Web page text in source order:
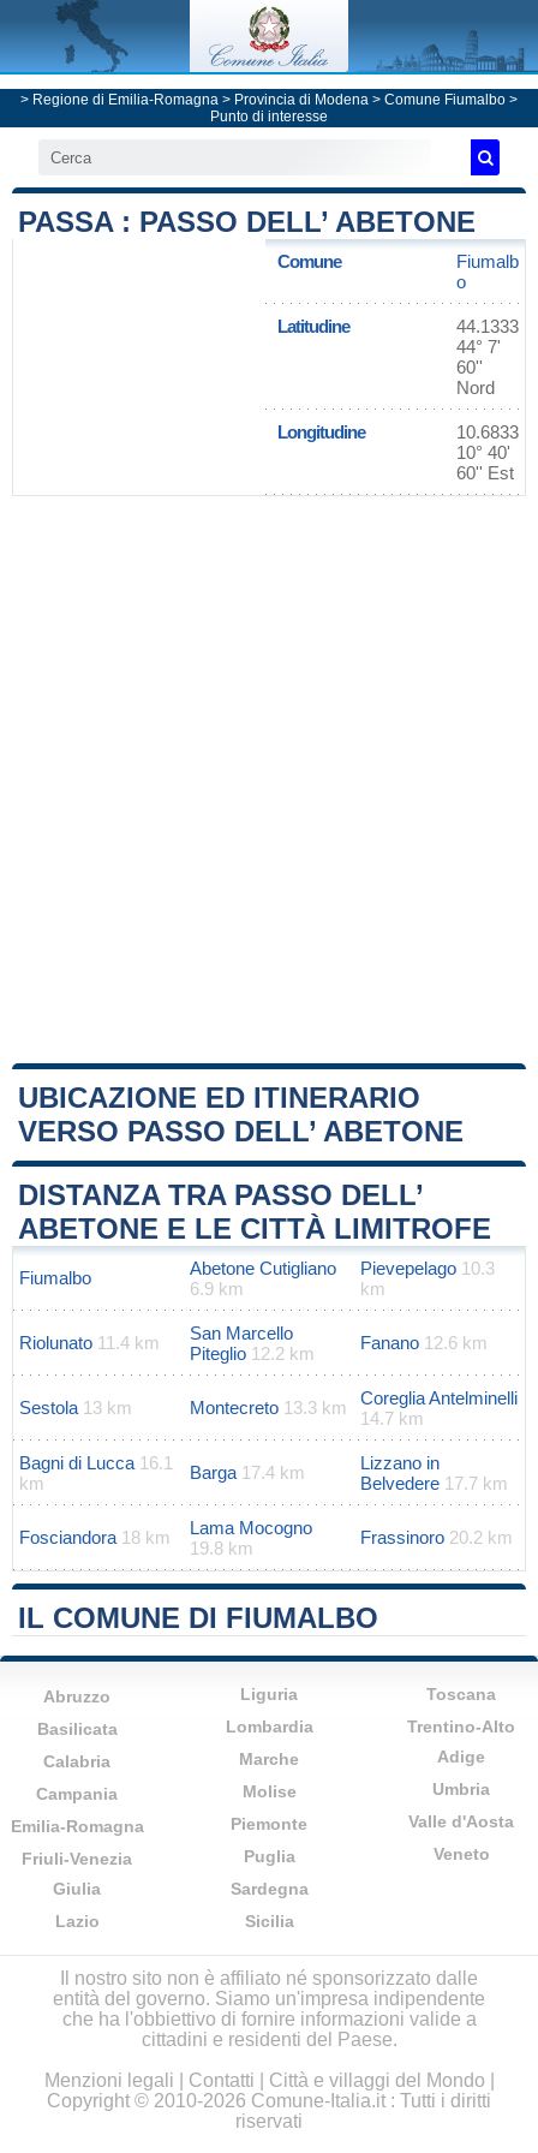
> Regione di Emilia-Romagna > Provincia di Modena > Comune Fiumalbo >
Punto di interesse
PASSA : PASSO DELL’ ABETONE
Comune
Fiumalb
o
Latitudine
44.1333
44° 7'
60''
Nord
Longitudine
10.6833
10° 40'
60'' Est
UBICAZIONE ED ITINERARIO
VERSO PASSO DELL’ ABETONE
+
−
Leaflet|Map data ©OpenStreetMapcontributors
DISTANZA TRA PASSO DELL’
ABETONE E LE CITTÀ LIMITROFE
Fiumalbo
Abetone Cutigliano
6.9 km
Pievepelago 10.3
km
Riolunato 11.4 km
San Marcello
Piteglio 12.2 km
Fanano 12.6 km
Sestola 13 km Montecreto 13.3 km
Coreglia Antelminelli
14.7 km
Bagni di Lucca 16.1
km
Barga 17.4 km
Lizzano in
Belvedere 17.7 km
Fosciandora 18 km
Lama Mocogno
19.8 km
Frassinoro 20.2 km
IL COMUNE DI FIUMALBO
Abruzzo
Basilicata
Calabria
Campania
Emilia-Romagna
Friuli-Venezia
Giulia
Lazio
Liguria
Lombardia
Marche
Molise
Piemonte
Puglia
Sardegna
Sicilia
Toscana
Trentino-Alto
Adige
Umbria
Valle d'Aosta
Veneto
Il nostro sito non è affiliato né sponsorizzato dalle
entità del governo. Siamo un'impresa indipendente
che ha l'obbiettivo di fornire informazioni valide a
cittadini e residenti del Paese.
Menzioni legali
Contatti Città e villaggi del Mondo
Copyright © 2010-2026 Comune-Italia.it : Tutti i diritti
riservati